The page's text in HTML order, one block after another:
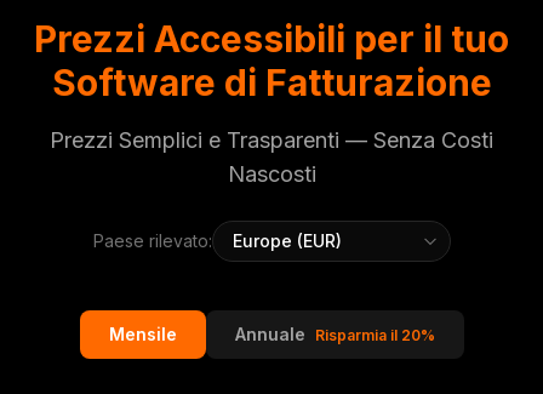
Prezzi Accessibili per il tuo
Software di Fatturazione
Prezzi Semplici e Trasparenti — Senza Costi
Nascosti
Paese rilevato:
Mensile Annuale Risparmia il 20%